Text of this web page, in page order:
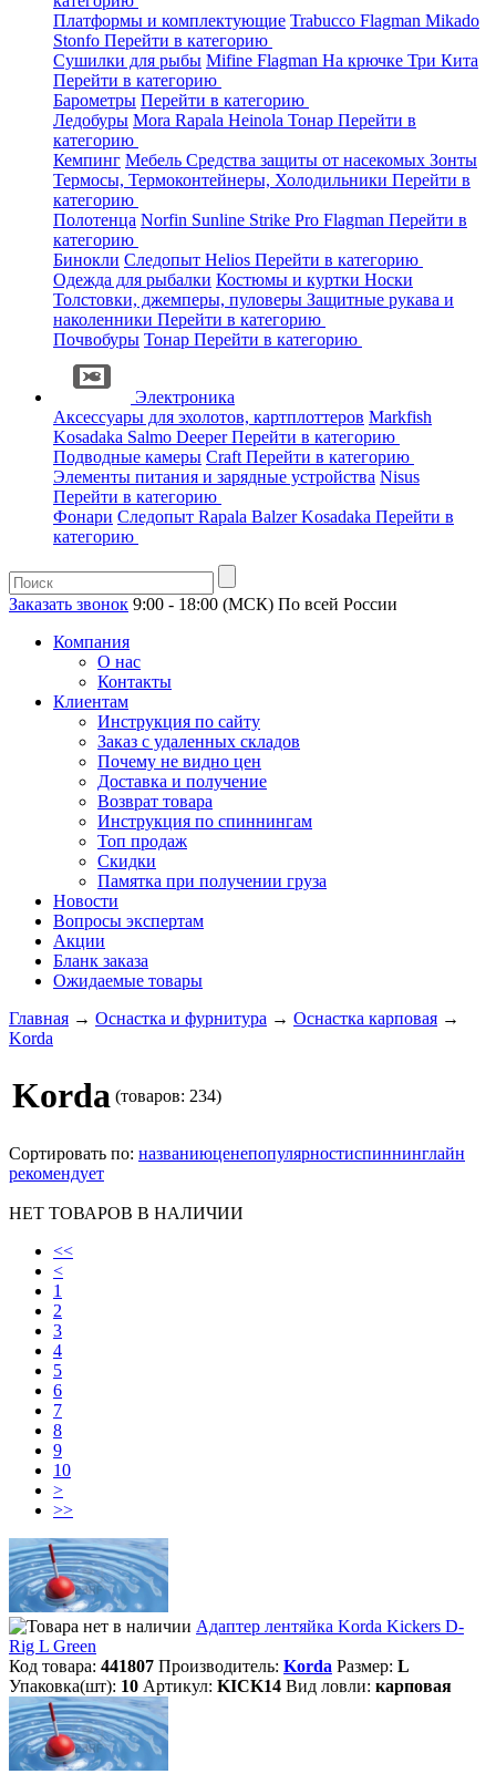
Платформы и комплектующие Trabucco Flagman Mikado
Stonfo Перейти в категорию
Сушилки для рыбы Mifine Flagman На крючке Три Кита
Перейти в категорию
Барометры Перейти в категорию
Ледобуры Mora Rapala Heinola Тонар Перейти в
категорию
Кемпинг Мебель Средства защиты от насекомых Зонты
Термосы, Термоконтейнеры, Холодильники Перейти в
категорию
Полотенца Norfin Sunline Strike Pro Flagman Перейти в
категорию
Бинокли Следопыт Helios Перейти в категорию
Одежда для рыбалки Костюмы и куртки Носки
Толстовки, джемперы, пуловеры Защитные рукава и
наколенники Перейти в категорию
Почвобуры Тонар Перейти в категорию
Электроника
Аксессуары для эхолотов, картплоттеров Markfish
Kosadaka Salmo DeeperПерейти в категорию
Подводные камеры Craft Перейти в категорию
Элементы питания и зарядные устройства Nisus
Перейти в категорию
Фонари Следопыт Rapala BalzerKosadaka Перейти в
категорию
Заказать звонок 9:00 - 18:00 (МСК) По всей России
Компания
О нас
Контакты
Клиентам
Инструкция по сайту
Заказ с удаленных складов
Почему не видно цен
Доставка и получение
Возврат товара
Инструкция по спиннингам
Топ продаж
Скидки
Памятка при получении груза
Новости
Вопросы экспертам
Акции
Бланк заказа
Ожидаемые товары
Главная → Оснастка и фурнитура → Оснастка карповая →
Korda
Korda (товаров: 234)
Сортировать по: названиюценепопулярностиспиннинглайн
рекомендует
НЕТ ТОВАРОВ В НАЛИЧИИ
<<
<
1
2
3
4
5
6
7
8
9
10
>
>>
Адаптер лентяйка Korda Kickers D-
Rig L Green
Код товара: 441807 Производитель: Korda Размер: L
Упаковка(шт): 10 Артикул: KICK14 Вид ловли: карповая